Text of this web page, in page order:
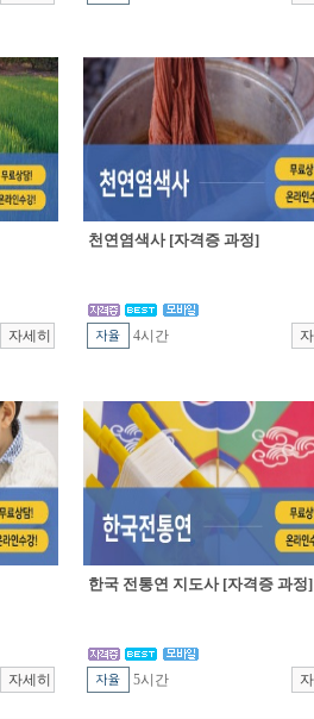
천연염색사 [자격증 과정]
4시간
한국 전통연 지도사 [자격증 과정]
5시간